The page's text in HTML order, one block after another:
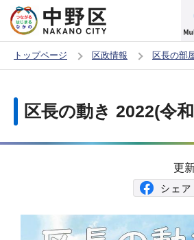
の
ー
頭
トップページ 区政情報 区長の部
区長の動き 2022(令
更